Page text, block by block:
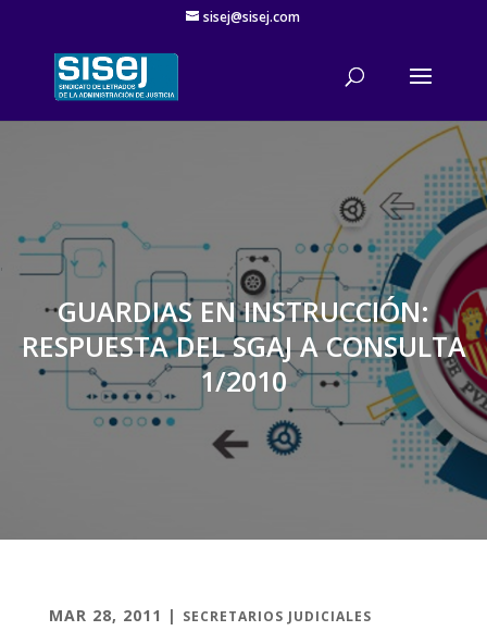
sisej@sisej.com
'
GUARDIAS EN INSTRUCCIÓN:
RESPUESTA DEL SGAJ A CONSULTA
1/2010
MAR 28, 2011 | SECRETARIOS JUDICIALES